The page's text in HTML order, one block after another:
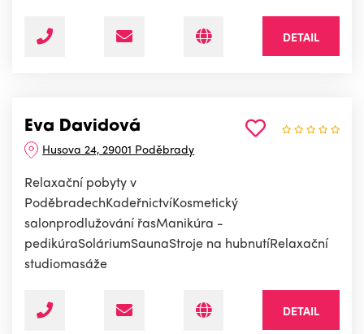
DETAIL
Eva Davidová
Husova 24, 29001 Poděbrady
Relaxační pobyty v
PoděbradechKadeřnictvíKosmetický
salonprodlužování řasManikúra -
pedikúraSoláriumSaunaStroje na hubnutíRelaxační
studiomasáže
DETAIL